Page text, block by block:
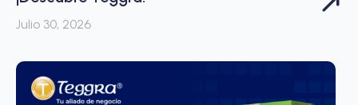
Julio 30, 2026